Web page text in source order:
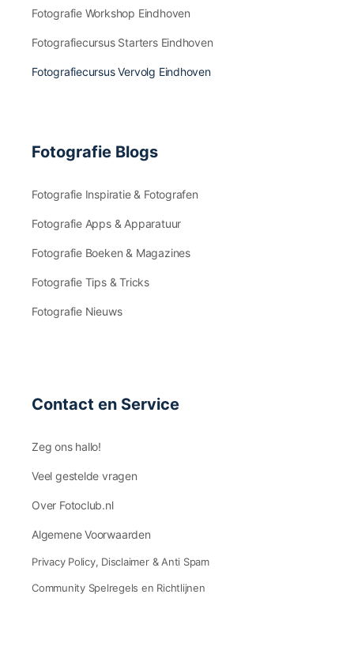
Fotografie Workshop Eindhoven
Fotografiecursus Starters Eindhoven
Fotografiecursus Vervolg Eindhoven
Fotografie Blogs
Fotografie Inspiratie & Fotografen
Fotografie Apps & Apparatuur
Fotografie Boeken & Magazines
Fotografie Tips & Tricks
Fotografie Nieuws
Contact en Service
Zeg ons hallo!
Veel gestelde vragen
Over Fotoclub.nl
Algemene Voorwaarden
Privacy Policy, Disclaimer & Anti Spam
Community Spelregels en Richtlijnen